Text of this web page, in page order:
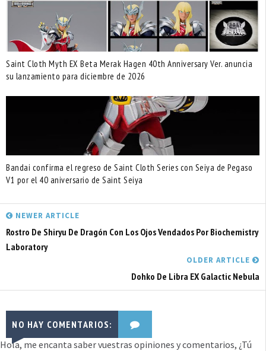
Saint Cloth Myth EX Beta Merak Hagen 40th Anniversary Ver. anuncia
su lanzamiento para diciembre de 2026
Bandai confirma el regreso de Saint Cloth Series con Seiya de Pegaso
V1 por el 40 aniversario de Saint Seiya
NEWER ARTICLE
Rostro De Shiryu De Dragón Con Los Ojos Vendados Por Biochemistry
Laboratory
OLDER ARTICLE
Dohko De Libra EX Galactic Nebula
NO HAY COMENTARIOS:
Hola, me encanta saber vuestras opiniones y comentarios, ¿Tú